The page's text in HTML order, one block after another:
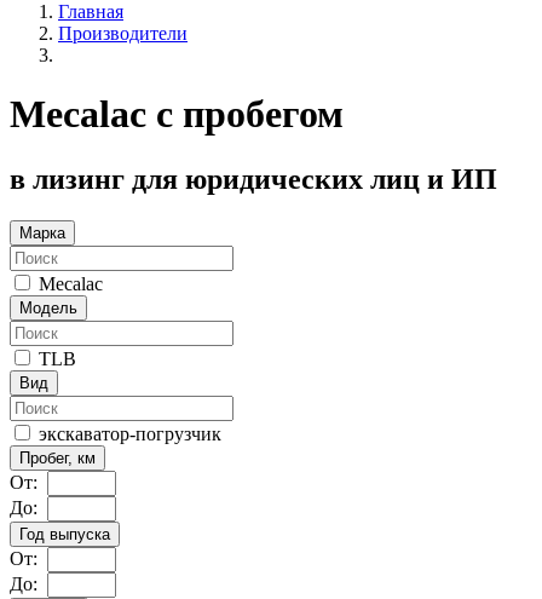
Главная
Производители
Mecalac с пробегом
в лизинг для юридических лиц и ИП
Марка
Mecalac
Модель
TLB
Вид
экскаватор-погрузчик
Пробег, км
От:
До:
Год выпуска
От:
До: